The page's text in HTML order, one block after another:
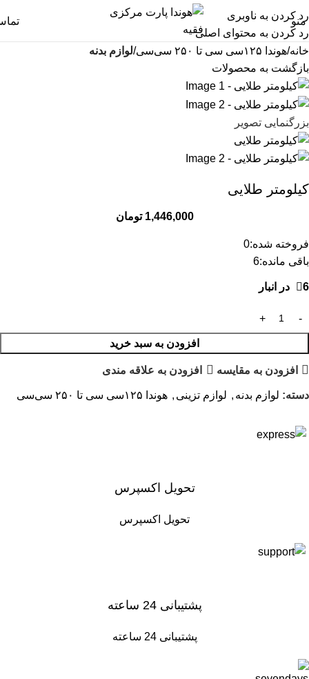
رد کردن به ناوبری
رد کردن به محتوای اصلی
منو
خانه هوندا ۱۲۵سی سی تا ۲۵۰ سی‌سی
لوازم بدنه
بازگشت به محصولات
بزرگنمایی تصویر
کیلومتر طلایی
1,446,000 تومان
فروخته شده:0
باقی مانده:6
6 در انبار
افزودن به سبد خرید
افزودن به مقایسه افزودن به علاقه مندی
دسته: لوازم بدنه , لوازم تزینی , هوندا ۱۲۵سی سی تا ۲۵۰ سی‌سی
تحویل اکسپرس
تحویل اکسپرس
پشتیبانی 24 ساعته
پشتیبانی 24 ساعته